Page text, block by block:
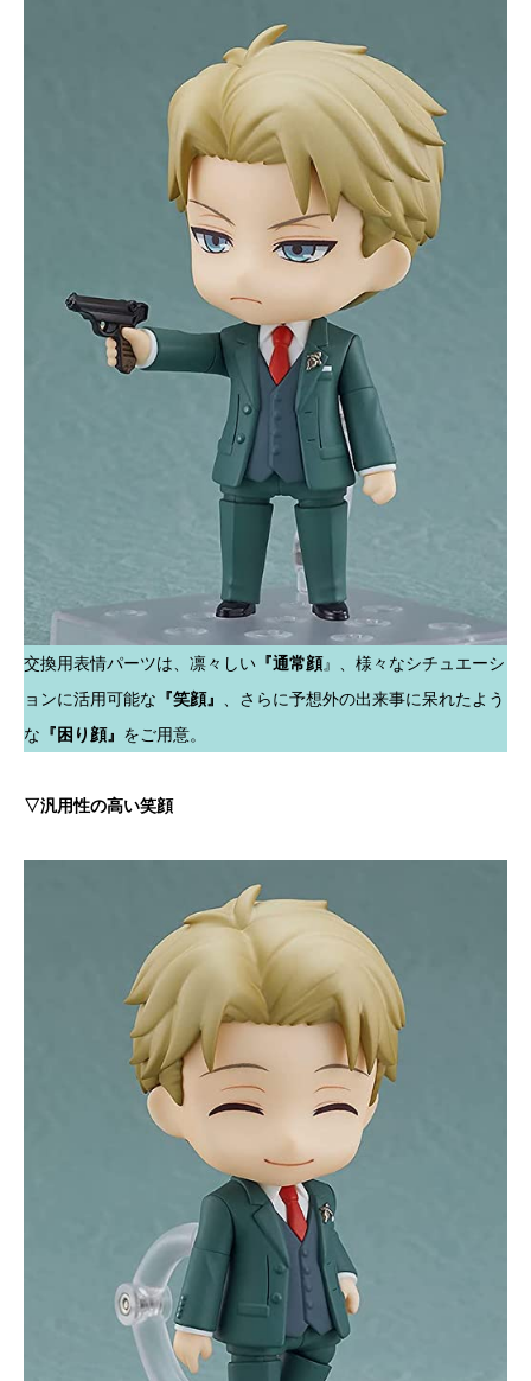
交換用表情パーツは、凛々しい 『通常顔』、様々なシチュエーシ
ョンに活用可能な 『笑顔』
、さらに予想外の出来事に呆れたよう
な 『困り顔』 をご用意。
▽汎用性の高い笑顔